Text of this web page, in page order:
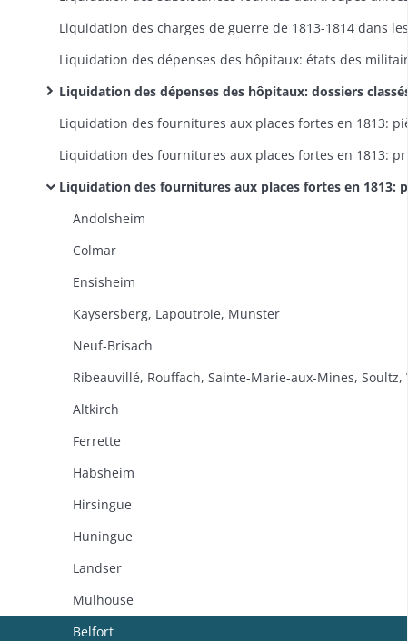
Liquidation des dépenses des hôpitaux: dossiers classés par hôpital
Liquidation des fournitures aux places fortes en 1813: pièces justificatives locales et correspondance annexe (dossiers classés par canton)
Andolsheim
Colmar
Ensisheim
Kaysersberg, Lapoutroie, Munster
Neuf-Brisach
Altkirch
Ferrette
Habsheim
Hirsingue
Huningue
Landser
Mulhouse
Belfort